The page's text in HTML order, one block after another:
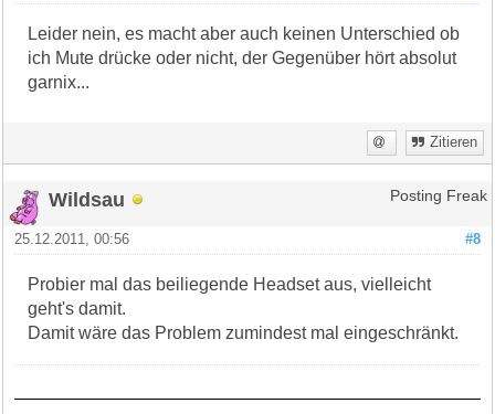
Leider nein, es macht aber auch keinen Unterschied ob
ich Mute drücke oder nicht, der Gegenüber hört absolut
garnix...
Zitieren
Wildsau Posting Freak
#8
25.12.2011, 00:56
Probier mal das beiliegende Headset aus, vielleicht
geht's damit.
Damit wäre das Problem zumindest mal eingeschränkt.